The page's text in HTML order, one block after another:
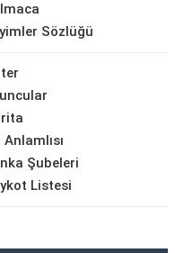
Sözlüğü
Anlamlısı
Şubeleri
Listesi